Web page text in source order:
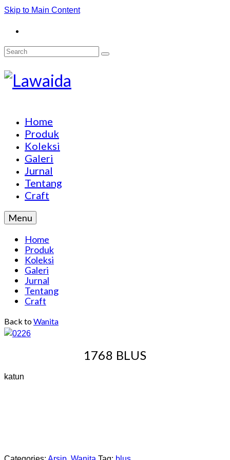
Skip to Main Content
Search
Home
Produk
Koleksi
Galeri
Jurnal
Tentang
Craft
Menu
Home
Produk
Koleksi
Galeri
Jurnal
Tentang
Craft
Back toWanita
1768 BLUS
katun